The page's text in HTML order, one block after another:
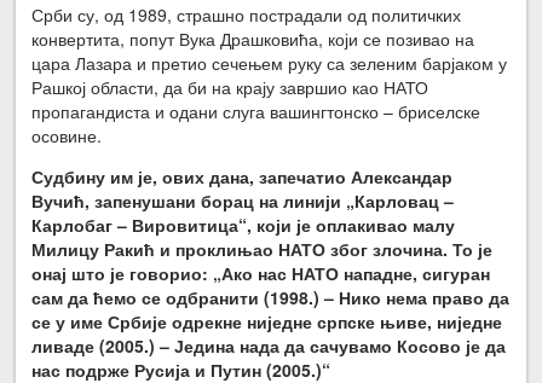
Срби су, од 1989, страшно пострадали од политичких
конвертита, попут Вука Драшковића, који се позивао на
цара Лазара и претио сечењем руку са зеленим барјаком у
Рашкој области, да би на крају завршио као НАТО
пропагандиста и одани слуга вашингтонско – бриселске
осовине.
Судбину им је, ових дана, запечатио Александар
Вучић, запенушани борац на линији „Карловац –
Карлобаг – Вировитица“, који је оплакивао малу
Милицу Ракић и проклињао НАТО због злочина. То је
онај што је говорио: „Ако нас НАТО нападне, сигуран
сам да ћемо се одбранити (1998.) – Нико нема право да
се у име Србије одрекне ниједне српске њиве, ниједне
ливаде (2005.) – Једина нада да сачувамо Косово је да
нас подрже Русија и Путин (2005.)“